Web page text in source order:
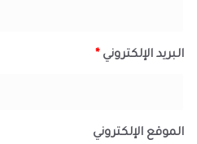
البريد الإلكتروني*
الموقع الإلكتروني